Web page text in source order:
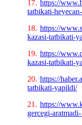
17. https://
tatbikati-
18. https://
kazasi-tatbikati-
19. https://
kazasi-tatbikati-
20. https://
tatbikati-yapildi/
21. https://
gercegi-